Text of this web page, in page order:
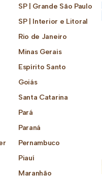
SP | Grande São Paulo
SP | Interior e Litoral
Rio de Janeiro
Minas Gerais
Espírito Santo
Goiás
Santa Catarina
Pará
Paraná
Pernambuco
Piauí
Maranhão